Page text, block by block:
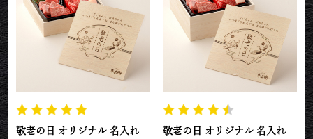
敬老の日 オリジナル 名入れ
敬老の日 オリジナル 名入れ